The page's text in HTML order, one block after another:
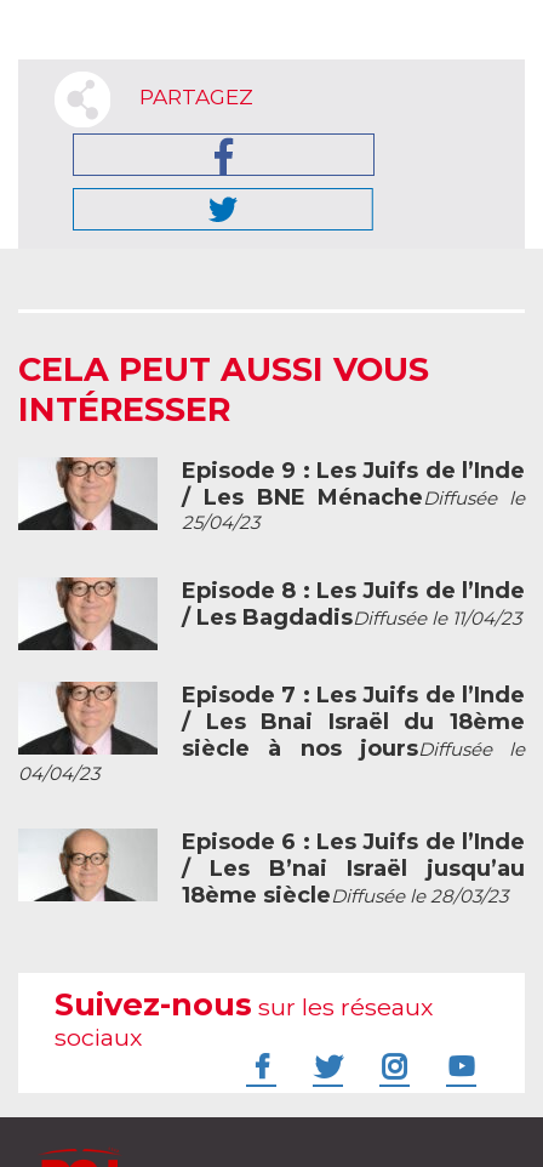
PARTAGEZ
CELA PEUT AUSSI VOUS
INTÉRESSER
Episode 9 : Les Juifs de l’Inde
/ Les BNE MénacheDiffusée le
25/04/23
Episode 8 : Les Juifs de l’Inde
/ Les BagdadisDiffusée le 11/04/23
Episode 7 : Les Juifs de l’Inde
/ Les Bnai Israël du 18ème
siècle à nos joursDiffusée le
04/04/23
Episode 6 : Les Juifs de l’Inde
/ Les B’nai Israël jusqu’au
18ème siècleDiffusée le 28/03/23
Suivez-nous sur les réseaux
sociaux